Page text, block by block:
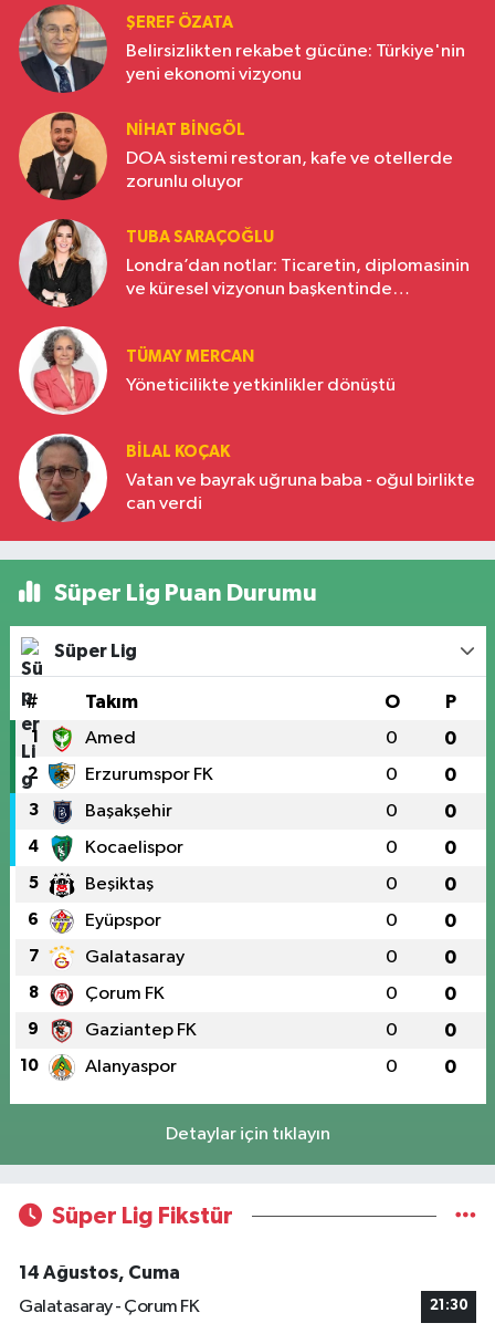
ŞEREF ÖZATA
Belirsizlikten rekabet gücüne: Türkiye'nin
yeni ekonomi vizyonu
NIHAT BINGÖL
DOA sistemi restoran, kafe ve otellerde
zorunlu oluyor
TUBA SARAÇOĞLU
Londra’dan notlar: Ticaretin, diplomasinin
ve küresel vizyonun başkentinde
TÜMAY MERCAN
Yöneticilikte yetkinlikler dönüştü
BILAL KOÇAK
Vatan ve bayrak uğruna baba - oğul birlikte
can verdi
Süper Lig Puan Durumu
Süper Lig
# Takım O P
1 Amed 0 0
2 Erzurumspor FK 0 0
3 Başakşehir 0 0
4 Kocaelispor 0 0
5 Beşiktaş 0 0
6 Eyüpspor 0 0
7 Galatasaray 0 0
8 Çorum FK 0 0
9 Gaziantep FK 0 0
10 Alanyaspor 0 0
Detaylar için tıklayın
Süper Lig Fikstür
14 Ağustos, Cuma
Galatasaray - Çorum FK
21:30